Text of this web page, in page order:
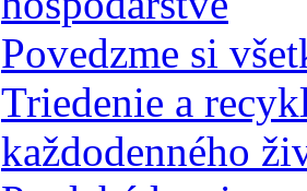
Povedzme si
Triedenie a
každodenného